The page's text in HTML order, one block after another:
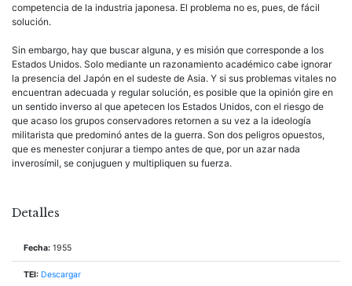
competencia de la industria japonesa. El problema no es, pues, de fácil
solución.
Sin embargo, hay que buscar alguna, y es misión que corresponde a los
Estados Unidos. Solo mediante un razonamiento académico cabe ignorar
la presencia del Japón en el sudeste de Asia. Y si sus problemas vitales no
encuentran adecuada y regular solución, es posible que la opinión gire en
un sentido inverso al que apetecen los Estados Unidos, con el riesgo de
que acaso los grupos conservadores retornen a su vez a la ideología
militarista que predominó antes de la guerra. Son dos peligros opuestos,
que es menester conjurar a tiempo antes de que, por un azar nada
inverosímil, se conjuguen y multipliquen su fuerza.
Detalles
Fecha: 1955
TEI: Descargar